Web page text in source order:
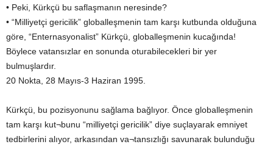
• Peki, Kürkçü bu saflaşmanın neresinde?
• “Milliyetçi gericilik” globalleşmenin tam karşı kutbunda olduğuna
göre, “Enternasyonalist” Kürkçü, globalleşmenin kucağında!
Böylece vatansızlar en sonunda oturabilecekleri bir yer
bulmuşlardır.
20 Nokta, 28 Mayıs-3 Haziran 1995.
Kürkçü, bu pozisyonunu sağlama bağlıyor. Önce globalleşmenin
tam karşı kut¬bunu “milliyetçi gericilik” diye suçlayarak emniyet
tedbirlerini alıyor, arkasından va¬tansızlığı savunarak bulunduğu